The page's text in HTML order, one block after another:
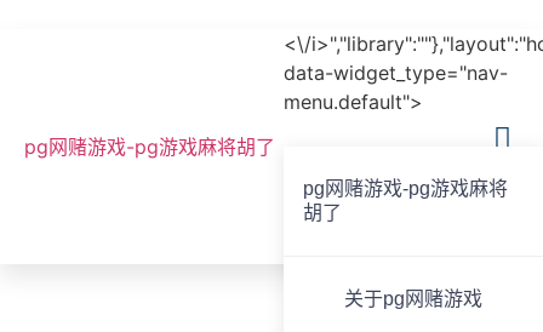
pg网赌游戏-pg游戏麻将胡了
<\/
data-widget_type="nav-
menu.default">
pg网赌游戏-pg游戏麻将
胡了
关于pg网赌游戏